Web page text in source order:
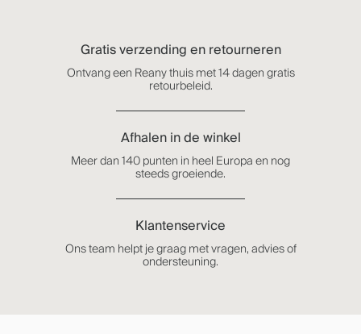
Gratis verzending en retourneren
Ontvang een Reany thuis met 14 dagen gratis
retourbeleid.
Afhalen in de winkel
Meer dan 140 punten in heel Europa en nog
steeds groeiende.
Klantenservice
Ons team helpt je graag met vragen, advies of
ondersteuning.